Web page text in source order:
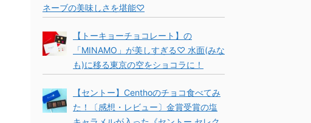
ネーブの美味しさを堪能♡
【トーキョーチョコレート】の
「MINAMO」が美しすぎる♡ 水面(みな
も)に移る東京の空をショコラに！
【セントー】Centhoのチョコ食べてみ
た！〔感想・レビュー〕金賞受賞の塩